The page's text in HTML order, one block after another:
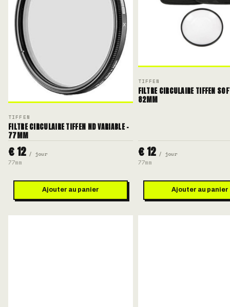
TIFFEN
FILTRE CIRCULAIRE TIFFEN ND VARIABLE -
77MM
€ 12 / jour
77mm
Ajouter au panier
TIFFEN
FILTRE CIRCULAIRE TIFFEN
82MM
€ 12 / jour
77mm
Ajouter au panier